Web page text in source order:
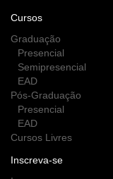
Cursos
Graduação
Presencial
Semipresencial
EAD
Pós-Graduação
Presencial
EAD
Cursos Livres
Inscreva-se